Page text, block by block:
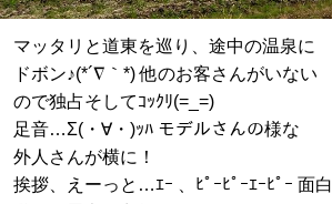
マッタリと道東を巡り、途中の温泉に
ドボン♪(*´∇｀*) 他のお客さんがいない
ので独占そしてｺｯｸﾘ(=_=)
足音…Σ(・∀・)ｯﾊ モデルさんの様な
外人さんが横に！
挨拶、えーっと…ｴｰ 、ﾋﾟｰﾋﾟｰｴｰﾋﾟｰ 面白